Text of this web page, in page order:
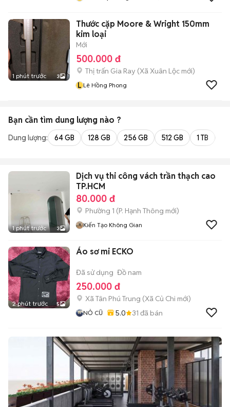
1 phút trước 3
Thước cặp Moore & Wright 150mm
kim loại
Mới
500.000 đ
Thị trấn Gia Ray (Xã Xuân Lộc mới)
L Lê Hồng Phong
Bạn cần tìm dung lượng nào ?
Dung lượng: 64 GB 128 GB 256 GB 512 GB 1 TB
1 phút trước 3
Dịch vụ thi công vách trần thạch cao
TP.HCM
80.000 đ
Phường 1 (P. Hạnh Thông mới)
Kiến Tạo Không Gian
2 phút trước 5
Áo sơ mi ECKO
Đã sử dụng Đồ nam
250.000 đ
Xã Tân Phú Trung (Xã Củ Chi mới)
NỎ CŨ 5.0 31 đã bán